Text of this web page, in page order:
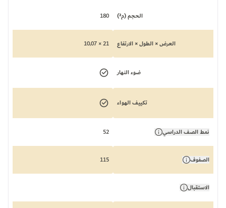
الحجم (م²) 180
العرض × الطول × الارتفاع 21 × 10,07
ضوء النهار
تكييف الهواء
نمط الصف الدراسي 52
الصفوف 115
الاستقبال